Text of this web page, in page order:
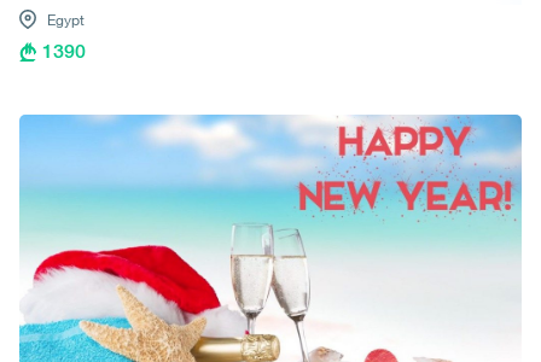
Egypt
1390